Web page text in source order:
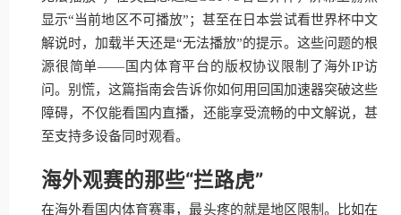
显示“当前地区不可播放”；甚至在日本尝试看世界杯中文
解说时，加载半天还是“无法播放”的提示。这些问题的根
源很简单——国内体育平台的版权协议限制了海外IP访
问。别慌，这篇指南会告诉你如何用回国加速器突破这些
障碍，不仅能看国内直播，还能享受流畅的中文解说，甚
至支持多设备同时观看。
海外观赛的那些“拦路虎”
在海外看国内体育赛事，最头疼的就是地区限制。比如在